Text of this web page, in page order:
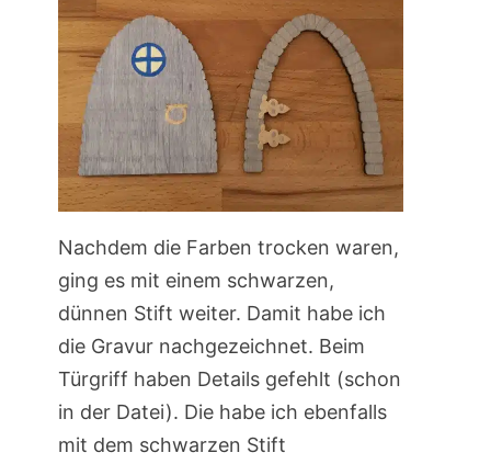
Nachdem die Farben trocken waren,
ging es mit einem schwarzen,
dünnen Stift weiter. Damit habe ich
die Gravur nachgezeichnet. Beim
Türgriff haben Details gefehlt (schon
in der Datei). Die habe ich ebenfalls
mit dem schwarzen Stift